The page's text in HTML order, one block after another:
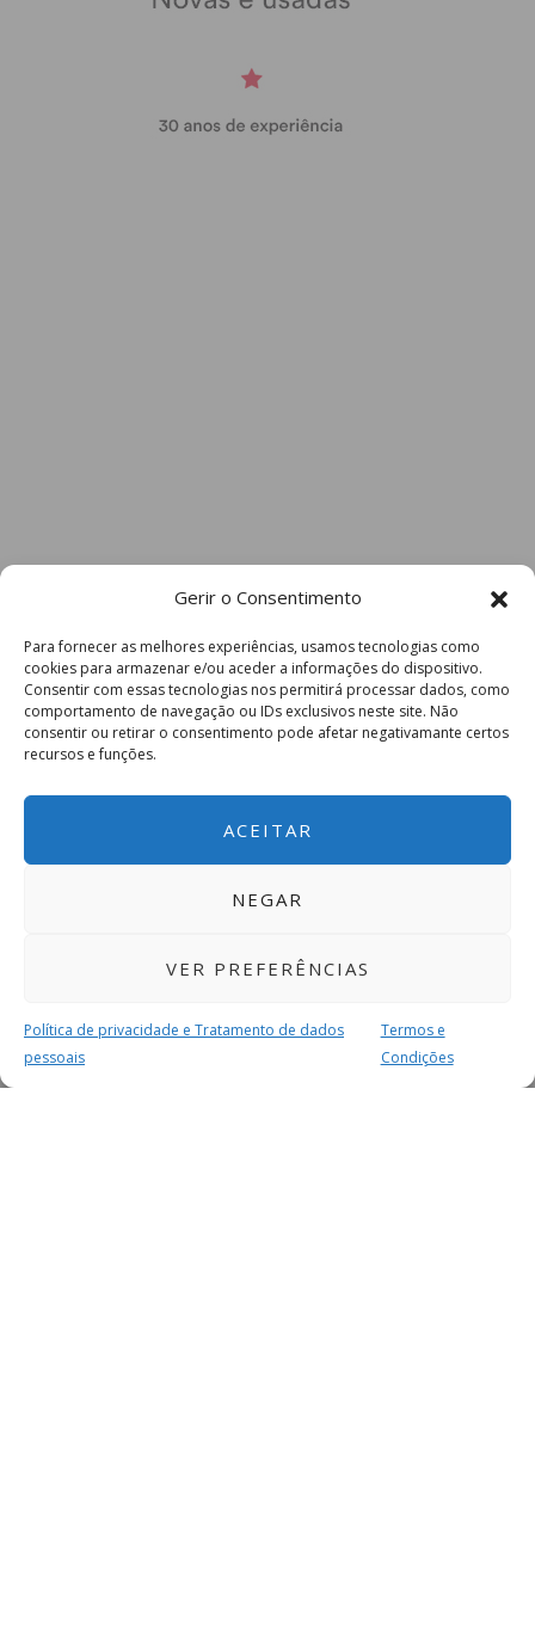
Gerir o Consentimento
Para fornecer as melhores experiências, usamos tecnologias como
cookies para armazenar e/ou aceder a informações do dispositivo.
Consentir com essas tecnologias nos permitirá processar dados, como
comportamento de navegação ou IDs exclusivos neste site. Não
consentir ou retirar o consentimento pode afetar negativamante certos
recursos e funções.
ACEITAR
NEGAR
VER PREFERÊNCIAS
Política de privacidade e Tratamento de dados
pessoais
Termos e
Condições